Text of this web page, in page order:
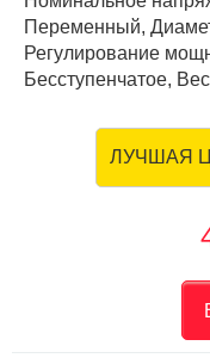
Переменный,
Регулирование
Бесступенчатое,
ЛУЧШАЯ